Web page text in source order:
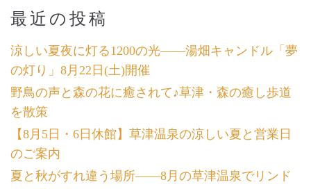
最近の投稿
涼しい夏夜に灯る1200の光――湯畑キャンドル「夢
の灯り」8月22日(土)開催
野鳥の声と森の花に癒されて♪草津・森の癒し歩道
を散策
【8月5日・6日休館】草津温泉の涼しい夏と営業日
のご案内
夏と秋がすれ違う場所――8月の草津温泉でリンド